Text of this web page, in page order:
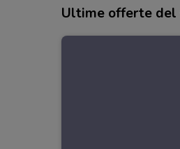
Ultime offerte del